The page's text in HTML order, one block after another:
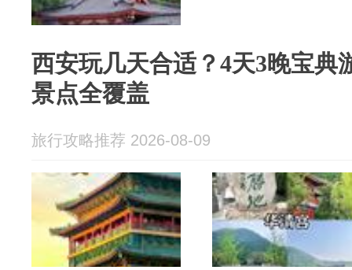
西安玩几天合适？4天3晚宝典
景点全覆盖
旅行攻略推荐 2026-08-09